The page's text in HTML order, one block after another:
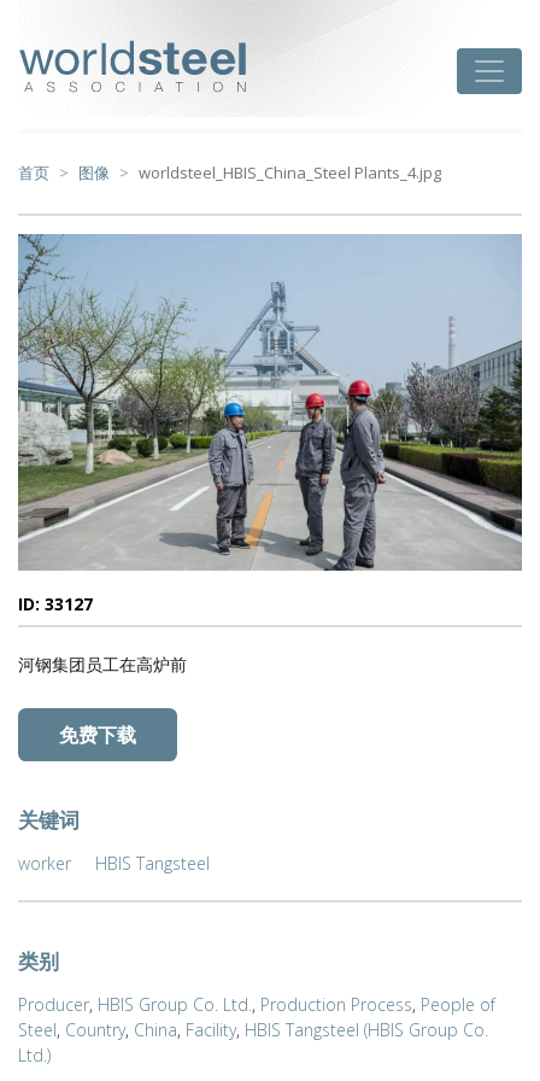
首页 图像 worldsteel_HBIS_China_Steel Plants_4.jpg
ID: 33127
河钢集团员工在高炉前
免费下载
关键词
worker HBIS Tangsteel
类别
Producer, HBIS Group Co. Ltd., Production Process, People of
Steel, Country, China, Facility, HBIS Tangsteel (HBIS Group Co.
Ltd.)